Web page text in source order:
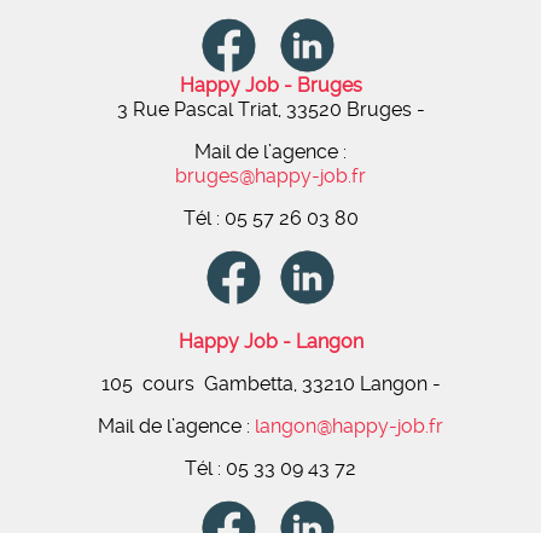
Happy Job - Bruges
3 Rue Pascal Triat, 33520 Bruges -
Mail de l’agence :
bruges@happy-job.fr
Tél : 05 57 26 03 80
Happy Job - Langon
105 cours Gambetta, 33210 Langon -
Mail de l’agence : langon@happy-job.fr
Tél : 05 33 09 43 72